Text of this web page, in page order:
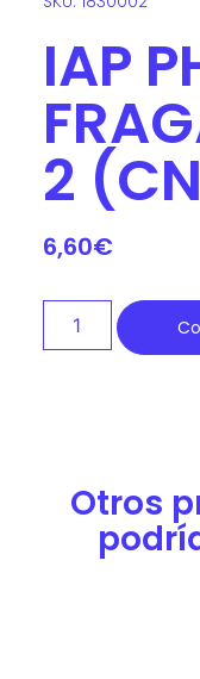
IAP
2
6,60€
Otros